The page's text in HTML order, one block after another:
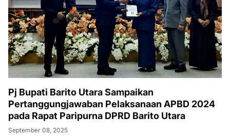
Pj Bupati Barito Utara Sampaikan
Pertanggungjawaban Pelaksanaan APBD 2024
pada Rapat Paripurna DPRD Barito Utara
September 08, 2025